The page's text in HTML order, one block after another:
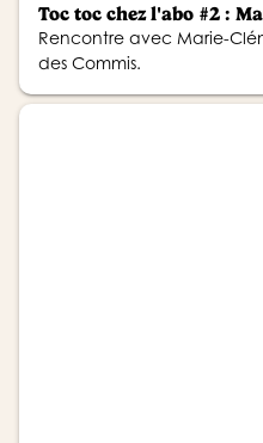
Toc toc chez l'abo #2 :
Rencontre avec Marie-
des Commis.